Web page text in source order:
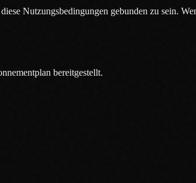
Nutzungsbedingungen gebunden zu sein.
bereitgestellt.